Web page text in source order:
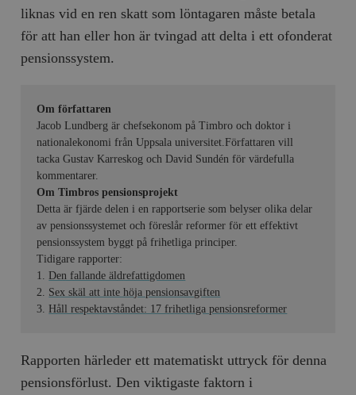
liknas vid en ren skatt som löntagaren måste betala
för att han eller hon är tvingad att delta i ett ofonderat
pensionssystem.
Om författaren
Jacob Lundberg är chefsekonom på Timbro och doktor i
nationalekonomi från Uppsala universitet.Författaren vill
tacka Gustav Karreskog och David Sundén för värdefulla
kommentarer.
Om Timbros pensionsprojekt
Detta är fjärde delen i en rapportserie som belyser olika delar
av pensionssystemet och föreslår reformer för ett effektivt
pensionssystem byggt på frihetliga principer.
Tidigare rapporter:
1.Den fallande äldrefattigdomen
2. Sex skäl att inte höja pensionsavgiften
3.Håll respektavståndet: 17 frihetliga pensionsreformer
Rapporten härleder ett matematiskt uttryck för denna
pensionsförlust. Den viktigaste faktorn i